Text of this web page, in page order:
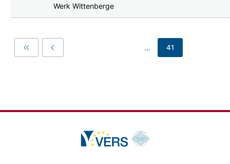
Werk Wittenberge
First Previous
… 41